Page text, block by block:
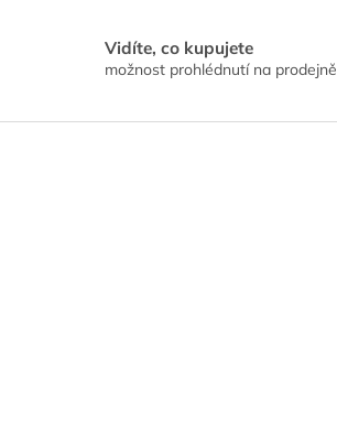
Vidíte, co kupujete
možnost prohlédnutí na prodejně